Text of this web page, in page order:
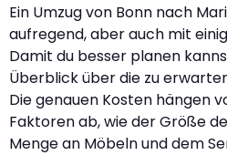
Ein Umzug von Bonn nach
aufregend, aber auch mit
Damit du besser planen
Überblick über die zu
Die genauen Kosten hängen
Faktoren ab, wie der Größe
Menge an Möbeln und dem